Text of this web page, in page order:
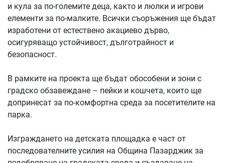
и кула за по-големите деца, както и люлки и игрови
елементи за по-малките. Всички съоръжения ще бъдат
изработени от естествено акациево дърво,
осигуряващо устойчивост, дълготрайност и
безопасност.
В рамките на проекта ще бъдат обособени и зони с
градско обзавеждане – пейки и кошчета, които ще
допринесат за по-комфортна среда за посетителите на
парка.
Изграждането на детската площадка е част от
последователните усилия на Община Пазарджик за